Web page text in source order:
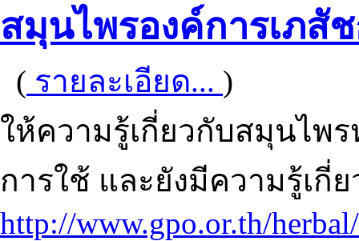
สมุนไพรองค์การเภสั
( รายละเอียด... )
ให้ความรู้เกี่ยวกับสมุนไ
การใช้ และยังมีความรู้เกี่
http://www.gpo.or.th/